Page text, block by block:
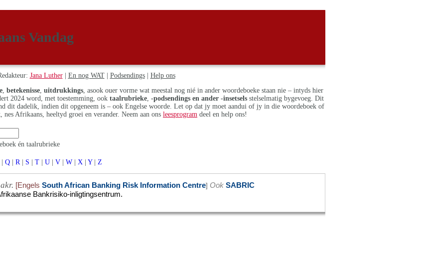
Vandag
Jana Luther| En nog WAT| Podsendings| Help ons
betekenisse uitdrukkings , asook ouer vorme wat meestal nog nié in ander woordeboeke staan nie – intyds hier
2024 word, met toestemming, ook taalrubrieke -podsendings en ander -insetsels stelselmatig bygevoeg. Dit
dit dadelik, indien dit opgeneem is – ook Engelse woorde. Let op dat jy moet aandui of jy in die woordeboek of
Afrikaans, heeltyd groei en verander. Neem aan ons leesprogram deel en help ons!
én taalrubrieke
| Q | R | S | T | U | V | W | X | Y | Z
akr. [Engels South African Banking Risk Information Centre] Ook SABRIC
Bankrisiko-inligtingsentrum.